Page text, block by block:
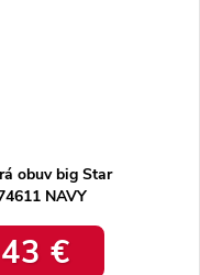
obuv big Star
NAVY
43 €